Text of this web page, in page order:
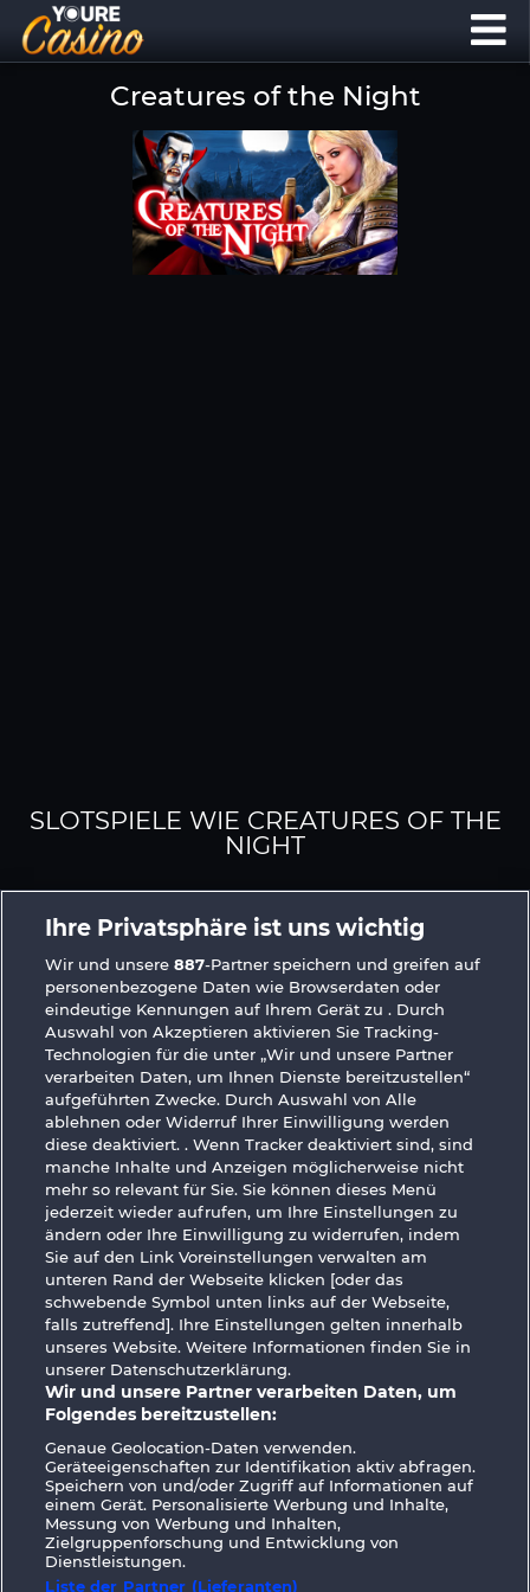
Creatures of the Night
SLOTSPIELE WIE CREATURES OF THE
NIGHT
The Guardian God: Heimdall's Horn
Mighty Dragon Mystic Force
AGB Datenschutz Impressum
Unternehmensseite FAQ
Widerruf einreichen
Ihre Privatsphäre ist uns wichtig
Wir und unsere887-Partner speichern und greifen auf
personenbezogene Daten wie Browserdaten oder
eindeutige Kennungen auf Ihrem Gerät zu . Durch
Auswahl von Akzeptieren aktivieren Sie Tracking-
Technologien für die unter „Wir und unsere Partner
verarbeiten Daten, um Ihnen Dienste bereitzustellen“
aufgeführten Zwecke. Durch Auswahl von Alle
ablehnen oder Widerruf Ihrer Einwilligung werden
diese deaktiviert. . Wenn Tracker deaktiviert sind, sind
manche Inhalte und Anzeigen möglicherweise nicht
mehr so ​​relevant für Sie. Sie können dieses Menü
jederzeit wieder aufrufen, um Ihre Einstellungen zu
ändern oder Ihre Einwilligung zu widerrufen, indem
Sie auf den Link Voreinstellungen verwalten am
unteren Rand der Webseite klicken [oder das
schwebende Symbol unten links auf der Webseite,
falls zutreffend]. Ihre Einstellungen gelten innerhalb
unseres Website. Weitere Informationen finden Sie in
unserer Datenschutzerklärung.
Wir und unsere Partner verarbeiten Daten, um
Folgendes bereitzustellen:
Genaue Geolocation-Daten verwenden.
Geräteeigenschaften zur Identifikation aktiv abfragen.
Speichern von und/oder Zugriff auf Informationen auf
einem Gerät. Personalisierte Werbung und Inhalte,
Messung von Werbung und Inhalten,
Zielgruppenforschung und Entwicklung von
Dienstleistungen.
Liste der Partner (Lieferanten)